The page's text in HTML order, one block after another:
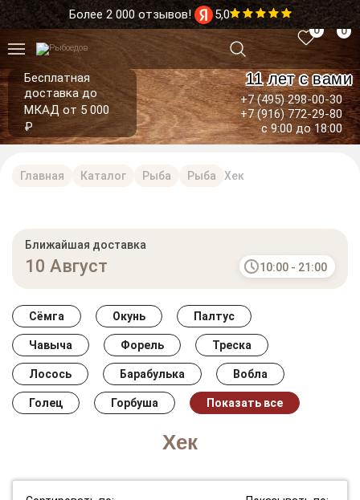
Более 2 000 отзывов! 5,0
Бесплатная
доставка до
МКАД от 5 000
₽
11 лет с вами
+7 (495) 298-00-30
+7 (916) 772-29-80
с 9:00 до 18:00
0 0
Главная Каталог Рыба Рыба Хек
Хек
Сёмга Окунь Палтус
Чавыча Форель Треска
Лосось Барабулька Вобла
Голец Горбуша Показать все
Ближайшая доставка
10 Август 10:00 - 21:00